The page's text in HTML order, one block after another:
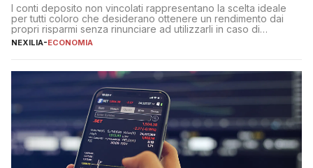
I conti deposito non vincolati rappresentano la scelta ideale
per tutti coloro che desiderano ottenere un rendimento dai
propri risparmi senza rinunciare ad utilizzarli in caso di
necessità. A differenza delle forme vincolate tradizionali,
flessibilità e rendimento. Come funzionano […]
NEXILIA-ECONOMIA